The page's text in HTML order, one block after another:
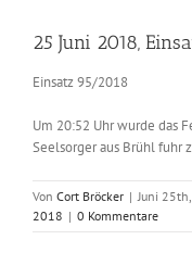
25 Juni 2018,
Einsatz 95/2018
Um 20:52 Uhr wurde das
Seelsorger aus Brühl fuhr
Von Cort Bröcker | Juni
2018 | 0 Kommentare